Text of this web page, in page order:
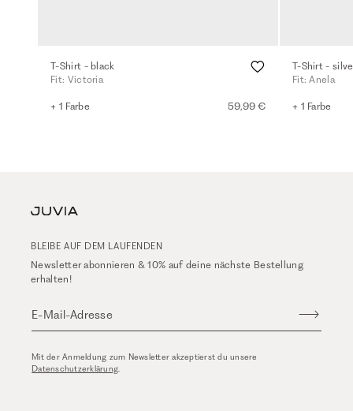
T-Shirt - black
Fit: Victoria
+ 1 Farbe 59,99 €
T-Shirt -
Fit: Anela
+ 1 Farbe
BLEIBE AUF DEM LAUFENDEN
Newsletter abonnieren & 10% auf deine nächste Bestellung
erhalten!
E-Mail-Adresse
Mit der Anmeldung zum Newsletter akzeptierst du unsere
Datenschutzerklärung.